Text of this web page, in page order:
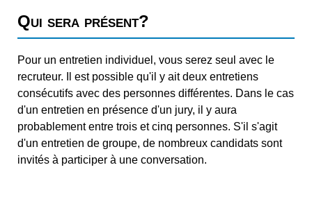
Qui sera présent?
Pour un entretien individuel, vous serez seul avec le
recruteur. Il est possible qu'il y ait deux entretiens
consécutifs avec des personnes différentes. Dans le cas
d'un entretien en présence d'un jury, il y aura
probablement entre trois et cinq personnes. S'il s'agit
d'un entretien de groupe, de nombreux candidats sont
invités à participer à une conversation.